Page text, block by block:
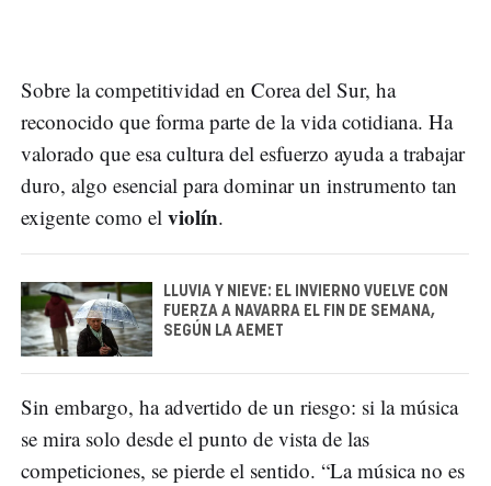
Sobre la competitividad en Corea del Sur, ha
reconocido que forma parte de la vida cotidiana. Ha
valorado que esa cultura del esfuerzo ayuda a trabajar
duro, algo esencial para dominar un instrumento tan
exigente como el violín.
LLUVIA Y NIEVE: EL INVIERNO VUELVE CON
FUERZA A NAVARRA EL FIN DE SEMANA,
SEGÚN LA AEMET
Sin embargo, ha advertido de un riesgo: si la música
se mira solo desde el punto de vista de las
competiciones, se pierde el sentido. “La música no es